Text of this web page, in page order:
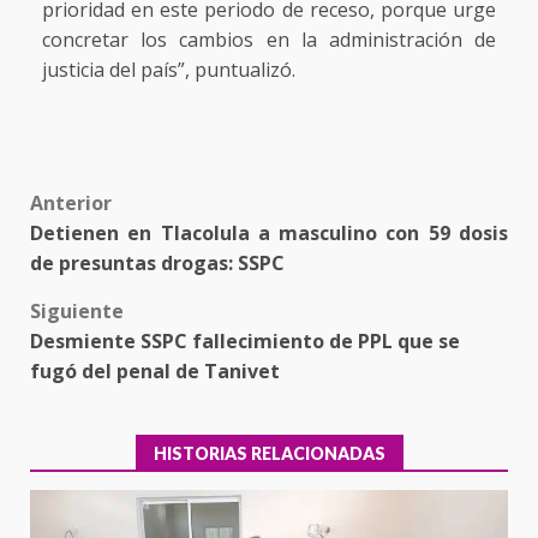
prioridad en este periodo de receso, porque urge
concretar los cambios en la administración de
justicia del país”, puntualizó.
Post
navigation
Anterior
Detienen en Tlacolula a masculino con 59 dosis
de presuntas drogas: SSPC
Siguiente
Desmiente SSPC fallecimiento de PPL que se
fugó del penal de Tanivet
HISTORIAS RELACIONADAS